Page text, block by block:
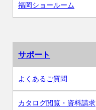
福岡ショールーム
サポート
よくあるご質問
カタログ閲覧・資料請求